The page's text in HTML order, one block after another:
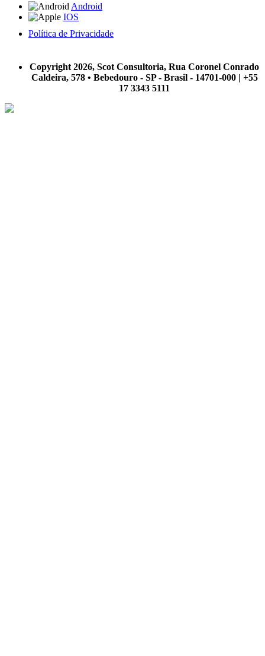
Android
IOS
Política de Privacidade
Copyright 2026, Scot Consultoria, Rua Coronel Conrado
Caldeira, 578 • Bebedouro - SP - Brasil - 14701-000 | +55
17 3343 5111